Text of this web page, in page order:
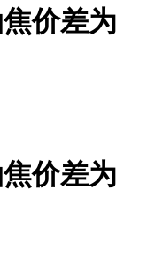
价差为
价差为